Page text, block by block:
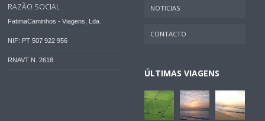
RAZÃO SOCIAL
FatimaCaminhos - Viagens, Lda.
NIF: PT 507 922 956
RNAVT N. 2618
NOTICIAS
CONTACTO
ÚLTIMAS VIAGENS